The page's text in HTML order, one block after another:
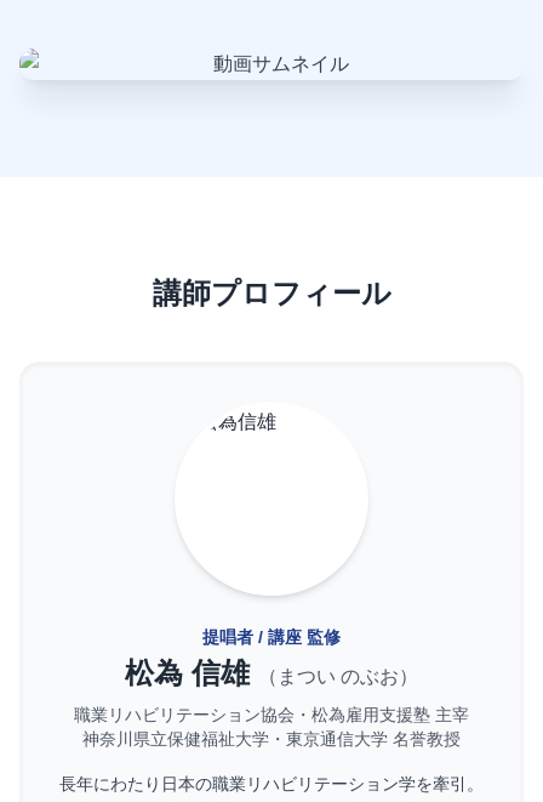
講師プロフィール
提唱者 / 講座 監修
松為 信雄 （まつい のぶお）
職業リハビリテーション協会・松為雇用支援塾 主宰
神奈川県立保健福祉大学・東京通信大学 名誉教授
長年にわたり日本の職業リハビリテーション学を牽引。